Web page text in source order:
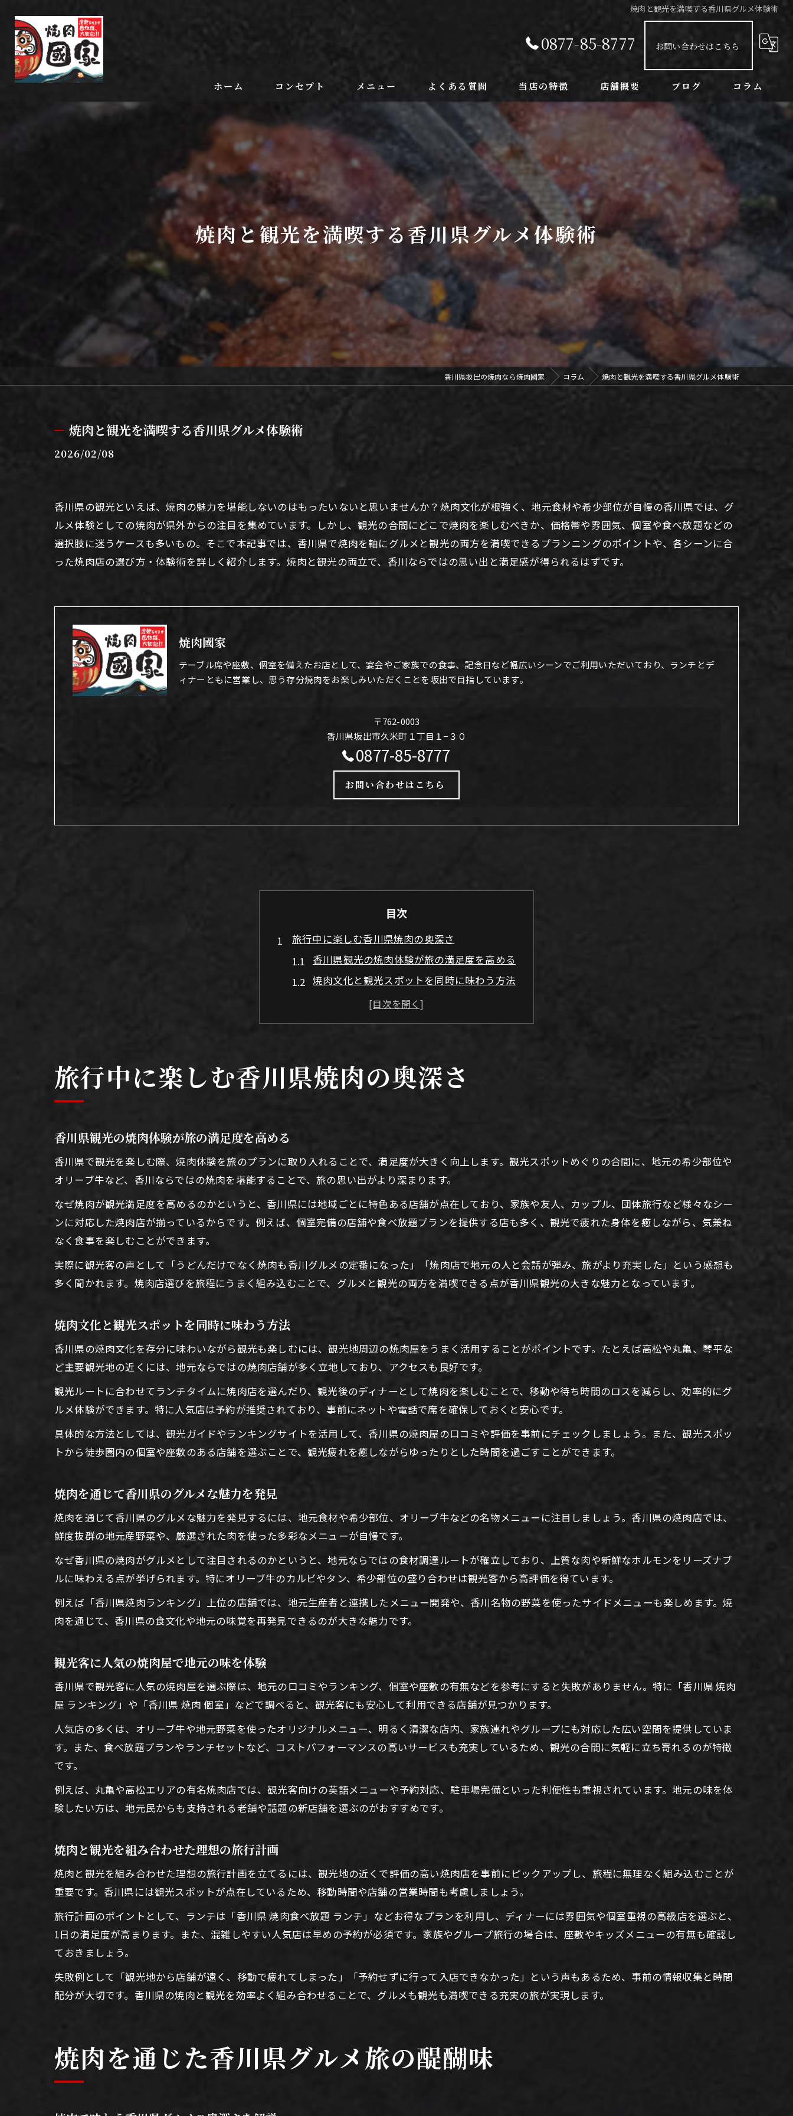
焼肉と観光を満喫する香川県グルメ体験術
0877-85-8777 お問い合わせはこちら
ホーム コンセプト メニュー
フードメニュー
ドリンク
よくある質問 当店の特徴
ランチ
野球観戦
個室
記念日
飲み放題
店舗概要 ブログ コラム
焼肉と観光を満喫する香川県グルメ体験術
香川県坂出の焼肉なら焼肉國家 コラム 焼肉と観光を満喫する香川県グルメ体験術
焼肉と観光を満喫する香川県グルメ体験術
2026/02/08
香川県の観光といえば、焼肉の魅力を堪能しないのはもったいないと思いませんか？焼肉文化が根強く、地元食材や希少部位が自慢の香川県では、グ
ルメ体験としての焼肉が県外からの注目を集めています。しかし、観光の合間にどこで焼肉を楽しむべきか、価格帯や雰囲気、個室や食べ放題などの
選択肢に迷うケースも多いもの。そこで本記事では、香川県で焼肉を軸にグルメと観光の両方を満喫できるプランニングのポイントや、各シーンに合
った焼肉店の選び方・体験術を詳しく紹介します。焼肉と観光の両立で、香川ならではの思い出と満足感が得られるはずです。
焼肉國家
テーブル席や座敷、個室を備えたお店として、宴会やご家族での食事、記念日など幅広いシーンでご利用いただいており、ランチとデ
ィナーともに営業し、思う存分焼肉をお楽しみいただくことを坂出で目指しています。
〒762-0003
香川県坂出市久米町１丁目１−３０
0877-85-8777
お問い合わせはこちら
目次
旅行中に楽しむ香川県焼肉の奥深さ
香川県観光の焼肉体験が旅の満足度を高める
焼肉文化と観光スポットを同時に味わう方法
焼肉を通じて香川県のグルメな魅力を発見
観光客に人気の焼肉屋で地元の味を体験
焼肉を通じた香川県グルメ旅の醍醐味
焼肉で味わう香川県グルメの奥深さを解説
焼肉で香川県ならではの食体験を満喫
観光も焼肉も満喫する秘訣を伝授
焼肉と観光を両立するプランニングのコツ
香川県焼肉屋ランキングから選ぶ楽しみ方
焼肉と観光のバランスが充実旅の鍵になる
焼肉好き必見の香川県観光モデルコース
焼肉で堪能する地元食材の新たな魅力発見
焼肉体験が地元グルメ旅の醍醐味となる理由
観光で訪れたい焼肉屋の特徴と選び方
焼肉で知る香川県の伝統と食文化の魅力
安く美味しい焼肉で香川県観光を充実
焼肉食べ放題で香川県観光グルメを満喫
焼肉ランチでお得に香川県観光を楽しむ
香川県観光中にコスパ抜群の焼肉を選ぶ
個室で味わう焼肉と観光の贅沢時間
個室焼肉で香川県観光の特別なひとときを
観光後に個室で焼肉を楽しむメリットとは
焼肉個室が叶えるプライベートな旅体験
旅行中に楽しむ香川県焼肉の奥深さ
香川県観光の焼肉体験が旅の満足度を高める
香川県で観光を楽しむ際、焼肉体験を旅のプランに取り入れることで、満足度が大きく向上します。観光スポットめぐりの合間に、地元の希少部位や
オリーブ牛など、香川ならではの焼肉を堪能することで、旅の思い出がより深まります。
なぜ焼肉が観光満足度を高めるのかというと、香川県には地域ごとに特色ある店舗が点在しており、家族や友人、カップル、団体旅行など様々なシー
ンに対応した焼肉店が揃っているからです。例えば、個室完備の店舗や食べ放題プランを提供する店も多く、観光で疲れた身体を癒しながら、気兼ね
なく食事を楽しむことができます。
実際に観光客の声として「うどんだけでなく焼肉も香川グルメの定番になった」「焼肉店で地元の人と会話が弾み、旅がより充実した」という感想も
多く聞かれます。焼肉店選びを旅程にうまく組み込むことで、グルメと観光の両方を満喫できる点が香川県観光の大きな魅力となっています。
焼肉文化と観光スポットを同時に味わう方法
香川県の焼肉文化を存分に味わいながら観光も楽しむには、観光地周辺の焼肉屋をうまく活用することがポイントです。たとえば高松や丸亀、琴平な
ど主要観光地の近くには、地元ならではの焼肉店舗が多く立地しており、アクセスも良好です。
観光ルートに合わせてランチタイムに焼肉店を選んだり、観光後のディナーとして焼肉を楽しむことで、移動や待ち時間のロスを減らし、効率的にグ
ルメ体験ができます。特に人気店は予約が推奨されており、事前にネットや電話で席を確保しておくと安心です。
具体的な方法としては、観光ガイドやランキングサイトを活用して、香川県の焼肉屋の口コミや評価を事前にチェックしましょう。また、観光スポッ
トから徒歩圏内の個室や座敷のある店舗を選ぶことで、観光疲れを癒しながらゆったりとした時間を過ごすことができます。
焼肉を通じて香川県のグルメな魅力を発見
焼肉を通じて香川県のグルメな魅力を発見するには、地元食材や希少部位、オリーブ牛などの名物メニューに注目しましょう。香川県の焼肉店では、
鮮度抜群の地元産野菜や、厳選された肉を使った多彩なメニューが自慢です。
なぜ香川県の焼肉がグルメとして注目されるのかというと、地元ならではの食材調達ルートが確立しており、上質な肉や新鮮なホルモンをリーズナブ
ルに味わえる点が挙げられます。特にオリーブ牛のカルビやタン、希少部位の盛り合わせは観光客から高評価を得ています。
例えば「香川県焼肉ランキング」上位の店舗では、地元生産者と連携したメニュー開発や、香川名物の野菜を使ったサイドメニューも楽しめます。焼
肉を通じて、香川県の食文化や地元の味覚を再発見できるのが大きな魅力です。
観光客に人気の焼肉屋で地元の味を体験
香川県で観光客に人気の焼肉屋を選ぶ際は、地元の口コミやランキング、個室や座敷の有無などを参考にすると失敗がありません。特に「香川県 焼肉
屋 ランキング」や「香川県 焼肉 個室」などで調べると、観光客にも安心して利用できる店舗が見つかります。
人気店の多くは、オリーブ牛や地元野菜を使ったオリジナルメニュー、明るく清潔な店内、家族連れやグループにも対応した広い空間を提供していま
す。また、食べ放題プランやランチセットなど、コストパフォーマンスの高いサービスも充実しているため、観光の合間に気軽に立ち寄れるのが特徴
です。
例えば、丸亀や高松エリアの有名焼肉店では、観光客向けの英語メニューや予約対応、駐車場完備といった利便性も重視されています。地元の味を体
験したい方は、地元民からも支持される老舗や話題の新店舗を選ぶのがおすすめです。
焼肉と観光を組み合わせた理想の旅行計画
焼肉と観光を組み合わせた理想の旅行計画を立てるには、観光地の近くで評価の高い焼肉店を事前にピックアップし、旅程に無理なく組み込むことが
重要です。香川県には観光スポットが点在しているため、移動時間や店舗の営業時間も考慮しましょう。
旅行計画のポイントとして、ランチは「香川県 焼肉食べ放題 ランチ」などお得なプランを利用し、ディナーには雰囲気や個室重視の高級店を選ぶと、
1日の満足度が高まります。また、混雑しやすい人気店は早めの予約が必須です。家族やグループ旅行の場合は、座敷やキッズメニューの有無も確認し
ておきましょう。
失敗例として「観光地から店舗が遠く、移動で疲れてしまった」「予約せずに行って入店できなかった」という声もあるため、事前の情報収集と時間
配分が大切です。香川県の焼肉と観光を効率よく組み合わせることで、グルメも観光も満喫できる充実の旅が実現します。
焼肉を通じた香川県グルメ旅の醍醐味